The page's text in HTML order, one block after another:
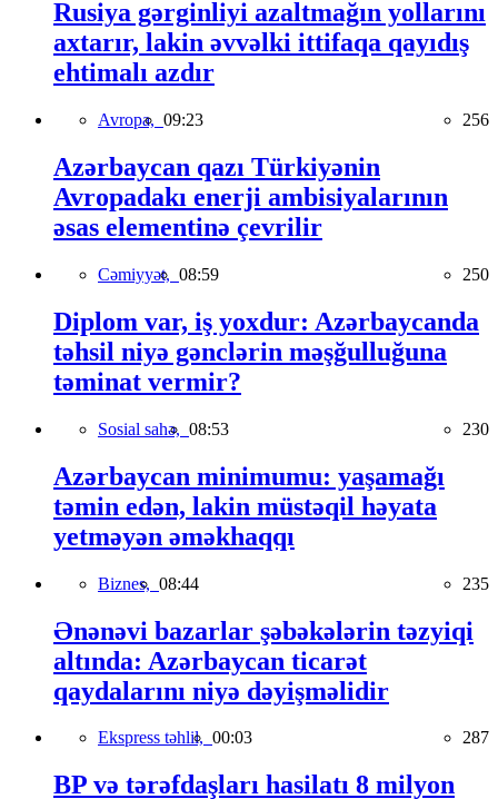
Rusiya gərginliyi azaltmağın yollarını
axtarır, lakin əvvəlki ittifaqa qayıdış
ehtimalı azdır
Avropa, 09:23 256
Azərbaycan qazı Türkiyənin
Avropadakı enerji ambisiyalarının
əsas elementinə çevrilir
Cəmiyyət, 08:59 250
Diplom var, iş yoxdur: Azərbaycanda
təhsil niyə gənclərin məşğulluğuna
təminat vermir?
Sosial sahə, 08:53 230
Azərbaycan minimumu: yaşamağı
təmin edən, lakin müstəqil həyata
yetməyən əməkhaqqı
Biznes, 08:44 235
Ənənəvi bazarlar şəbəkələrin təzyiqi
altında: Azərbaycan ticarət
qaydalarını niyə dəyişməlidir
Ekspress təhlil, 00:03 287
BP və tərəfdaşları hasilatı 8 milyon